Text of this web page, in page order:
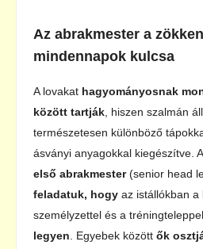
Az abrakmester a
mindennapok kulcsa
A lovakat hagyományosnak
között tartják , hiszen szalmán
természetesen különböző
ásványi anyagokkal kiegészítve.
első abrakmester(senior head
feladatuk, hogy az istállókban a
személyzettel és a tréningteleppel
legyen . Egyebek között ők